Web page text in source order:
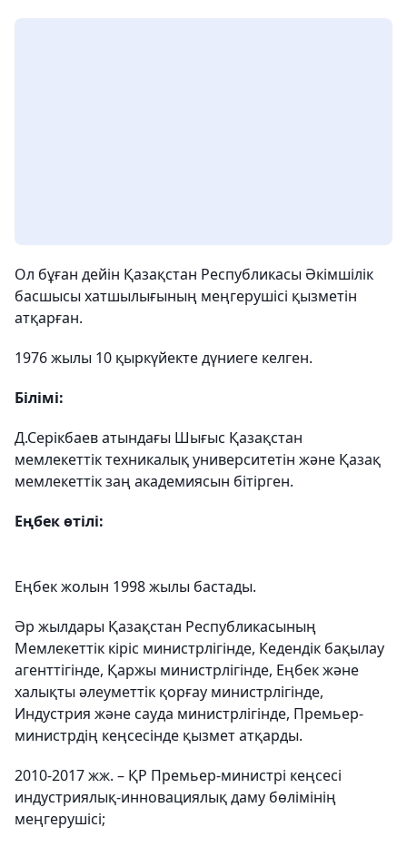
Ол бұған дейін Қазақстан Республикасы Әкімшілік
басшысы хатшылығының меңгерушісі қызметін
атқарған.
1976 жылы 10 қыркүйекте дүниеге келген.
Білімі:
Д.Серікбаев атындағы Шығыс Қазақстан
мемлекеттік техникалық университетін және Қазақ
мемлекеттік заң академиясын бітірген.
Еңбек өтілі:
Еңбек жолын 1998 жылы бастады.
Әр жылдары Қазақстан Республикасының
Мемлекеттік кіріс министрлігінде, Кедендік бақылау
агенттігінде, Қаржы министрлігінде, Еңбек және
халықты әлеуметтік қорғау министрлігінде,
Индустрия және сауда министрлігінде, Премьер-
министрдің кеңсесінде қызмет атқарды.
2010-2017 жж. – ҚР Премьер-министрі кеңсесі
индустриялық-инновациялық даму бөлімінің
меңгерушісі;